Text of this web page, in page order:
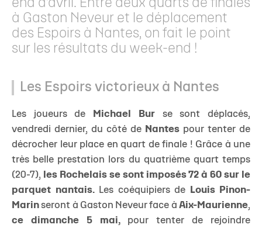
end d'avril. Entre deux quarts de finales
à Gaston Neveur et le déplacement
des Espoirs à Nantes, on fait le point
sur les résultats du week-end !
Les Espoirs victorieux à Nantes
Les joueurs de Michael Burse sont déplacés,
vendredi dernier, du côté de Nantes pour tenter de
décrocher leur place en quart de finale ! Grâce à une
très belle prestation lors du quatrième quart temps
(20-7), les Rochelais se sont imposés 72 à 60 sur le
parquet nantais.Les coéquipiers de
Louis Pinon-
Marin seront à Gaston Neveur face à Aix-Maurienne,
ce dimanche 5 mai,pour tenter de rejoindre